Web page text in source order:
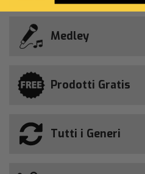
Medley
Prodotti Gratis
Tutti i Generi